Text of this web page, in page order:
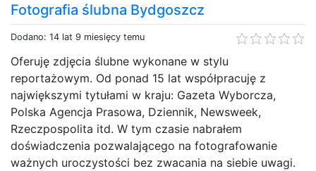
Fotografia ślubna Bydgoszcz
Dodano: 14 lat 9 miesięcy temu
Oferuję zdjęcia ślubne wykonane w stylu
reportażowym. Od ponad 15 lat współpracuję z
największymi tytułami w kraju: Gazeta Wyborcza,
Polska Agencja Prasowa, Dziennik, Newsweek,
Rzeczpospolita itd. W tym czasie nabrałem
doświadczenia pozwalającego na fotografowanie
ważnych uroczystości bez zwacania na siebie uwagi.